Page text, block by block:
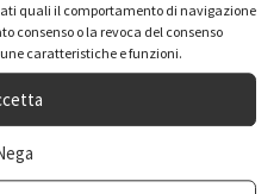
quali il comportamento di navigazione
consenso o la revoca del consenso
caratteristiche e funzioni.